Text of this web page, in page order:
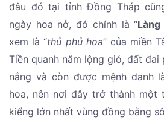
đâu đó tại tỉnh Đồng Tháp
ngày hoa nở, đó chính là “
xem là “thủ phủ hoa” của miền
Tiền quanh năm lộng gió, đất đai
nắng và còn được mệnh danh
hoa, nên nơi đây trở thành một
kiểng lớn nhất vùng đồng bằng